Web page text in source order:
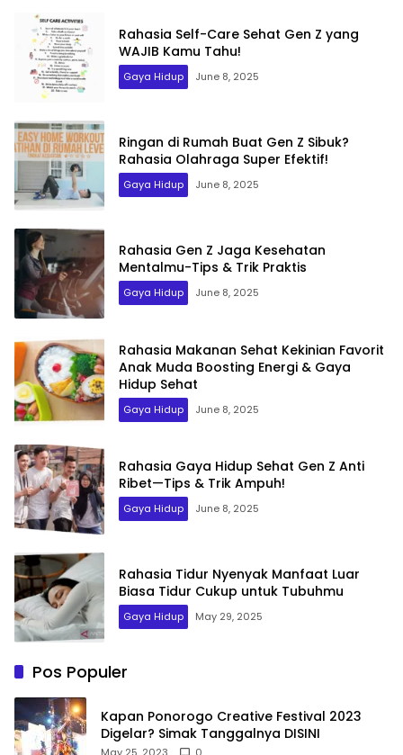
Rahasia Self-Care Sehat Gen Z yang
WAJIB Kamu Tahu!
Gaya Hidup June 8, 2025
Ringan di Rumah Buat Gen Z Sibuk?
Rahasia Olahraga Super Efektif!
Gaya Hidup June 8, 2025
Rahasia Gen Z Jaga Kesehatan
Mentalmu-Tips & Trik Praktis
Gaya Hidup June 8, 2025
Rahasia Makanan Sehat Kekinian Favorit
Anak Muda Boosting Energi & Gaya
Hidup Sehat
Gaya Hidup June 8, 2025
Rahasia Gaya Hidup Sehat Gen Z Anti
Ribet—Tips & Trik Ampuh!
Gaya Hidup June 8, 2025
Rahasia Tidur Nyenyak Manfaat Luar
Biasa Tidur Cukup untuk Tubuhmu
Gaya Hidup May 29, 2025
Pos Populer
Kapan Ponorogo Creative Festival 2023
Digelar? Simak Tanggalnya DISINI